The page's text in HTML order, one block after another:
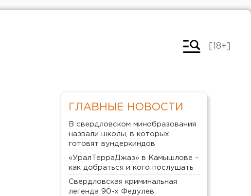
[18+]
ГЛАВНЫЕ НОВОСТИ
В свердловском минобразования
назвали школы, в которых
готовят вундеркиндов
«УралТерраДжаз» в Камышлове –
как добраться и кого послушать
Свердловская криминальная
легенда 90-х Федулев